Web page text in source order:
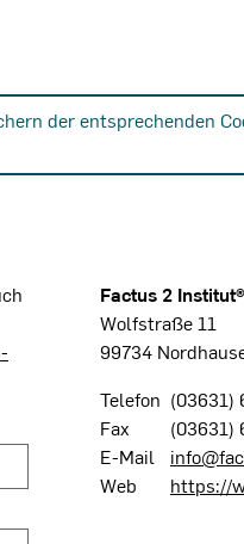
der entsprechenden
Factus 2 Institut®
Wolfstraße 11
99734
Telefon (03631)
Fax
(03631)
E-Mail
Web
https://